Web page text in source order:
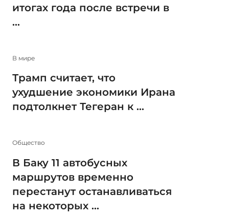
итогах года после встречи в
...
В мире
Трамп считает, что
ухудшение экономики Ирана
подтолкнет Тегеран к ...
Общество
В Баку 11 автобусных
маршрутов временно
перестанут останавливаться
на некоторых ...